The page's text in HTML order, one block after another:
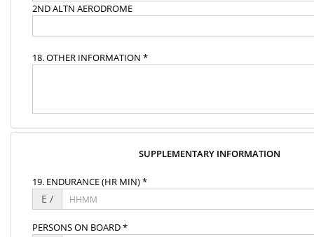
2ND ALTN AERODROME
18. OTHER INFORMATION *
SUPPLEMENTARY INFORMATION
19. ENDURANCE (HR MIN) *
E /
PERSONS ON BOARD *